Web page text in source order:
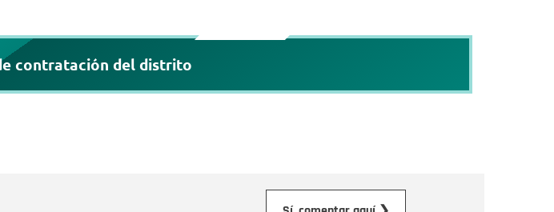
contratación del distrito